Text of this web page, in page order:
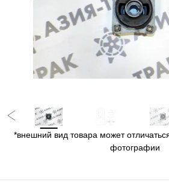
*внешний вид товара может
фотографии